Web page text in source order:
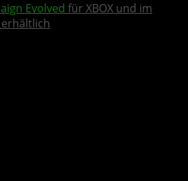
Evolved für XBOX und im
erhältlich